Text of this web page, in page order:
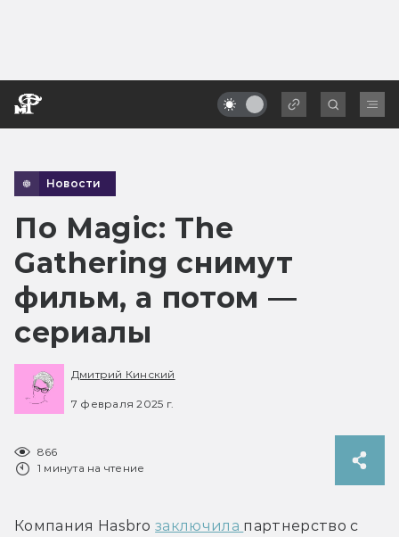
Новости
По Magic: The
Gathering снимут
фильм, а потом —
сериалы
Дмитрий Кинский
7 февраля 2025 г.
866
1 минута на чтение
Компания Hasbro заключила партнерство с